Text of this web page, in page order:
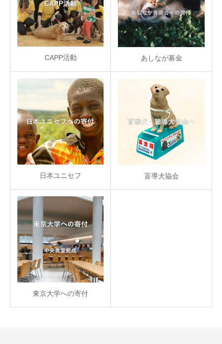
CAPP活動 あしなが募金
日本ユニセフ 盲導犬協会
東京大学への寄付